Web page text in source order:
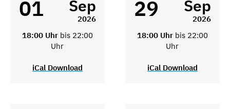
01 Sep
2026
18:00 Uhr bis 22:00
Uhr
iCal Download
29 Sep
2026
18:00 Uhr bis 22:00
Uhr
iCal Download